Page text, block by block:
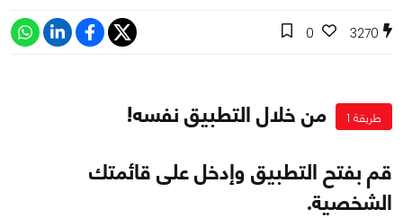
3270
0
طريقة 1
من خلال التطبيق نفسه!
قم بفتح التطبيق وإدخل على قائمتك
الشخصية.